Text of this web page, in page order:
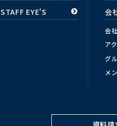
STAFF EYE'S
会
会
ア
グ
メ